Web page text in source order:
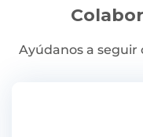
Ayúdanos a